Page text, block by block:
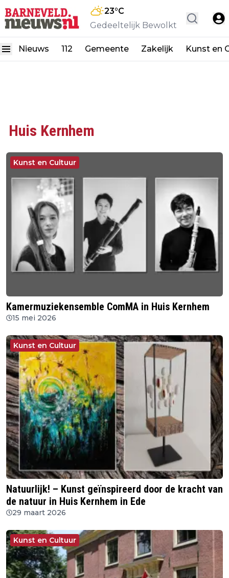
23°C
Gedeeltelijk Bewolkt
Nieuws 112 Gemeente Zakelijk Kunst en
Huis Kernhem
Kunst en Cultuur
Kamermuziekensemble ComMA in Huis Kernhem
15 mei 2026
Kunst en Cultuur
Natuurlijk! – Kunst geïnspireerd door de kracht van
de natuur in Huis Kernhem in Ede
29 maart 2026
Kunst en Cultuur